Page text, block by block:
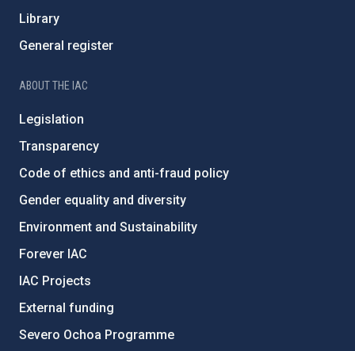
Library
General register
ABOUT THE IAC
Legislation
Transparency
Code of ethics and anti-fraud policy
Gender equality and diversity
Environment and Sustainability
Forever IAC
IAC Projects
External funding
Severo Ochoa Programme